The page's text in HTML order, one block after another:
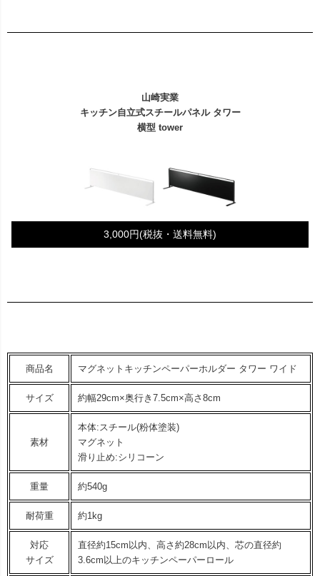
山崎実業
キッチン自立式スチールパネル タワー
横型 tower
3,000円(税抜・送料無料)
商品名 マグネットキッチンペーパーホルダー タワー ワイド
サイズ 約幅29cm×奥行き7.5cm×高さ8cm
素材
本体:スチール(粉体塗装)
マグネット
滑り止め:シリコーン
重量 約540g
耐荷重 約1kg
対応
サイズ
直径約15cm以内、高さ約28cm以内、芯の直径約
3.6cm以上のキッチンペーパーロール